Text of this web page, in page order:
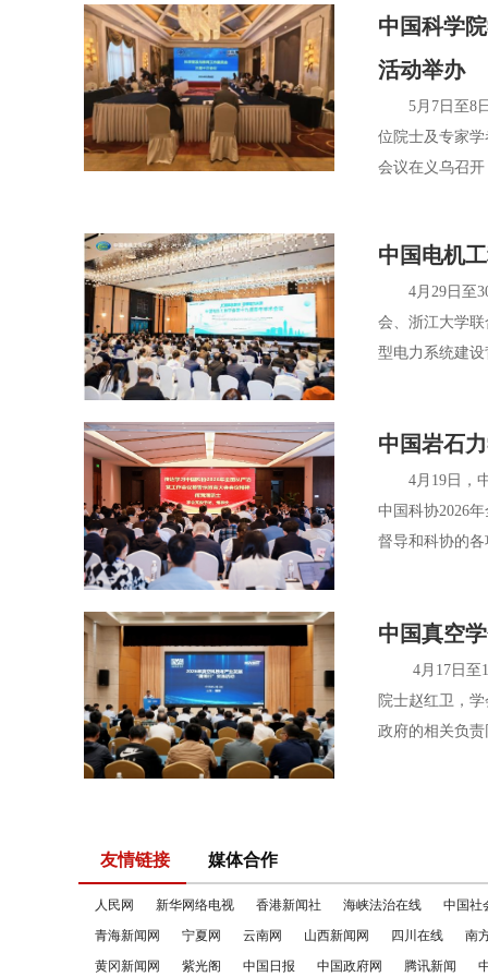
中国科学
活动举办
5月7日至8日
位院士及专家
会议在义乌召
中国电机
4月29日至30
会、浙江大学
型电力系统建
中国岩石
4月19日，中
中国科协2026
督导和科协的
中国真空
4月17日至19
院士赵红卫，
政府的相关负
友情链接 媒体合作
人民网 新华网络电视 香港新闻社 海峡法治在线
中国社
青海新闻网
宁夏网 云南网 山西新闻网 四川在线
南
黄冈新闻网
紫光阁 中国日报 中国政府网 腾讯新闻